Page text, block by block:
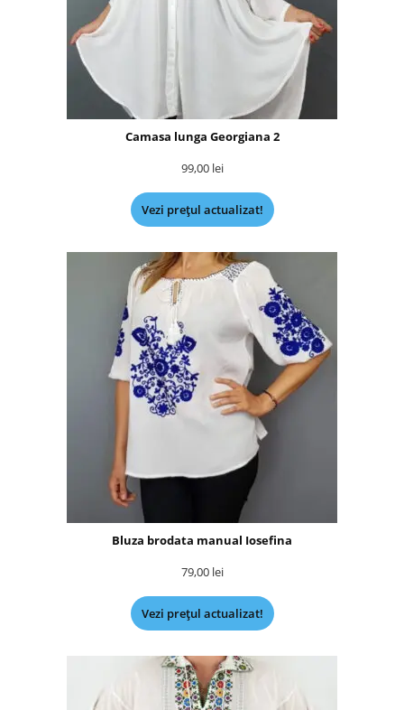
Camasa lunga Georgiana 2
99,00 lei
Vezi prețul actualizat!
Bluza brodata manual Iosefina
79,00 lei
Vezi prețul actualizat!